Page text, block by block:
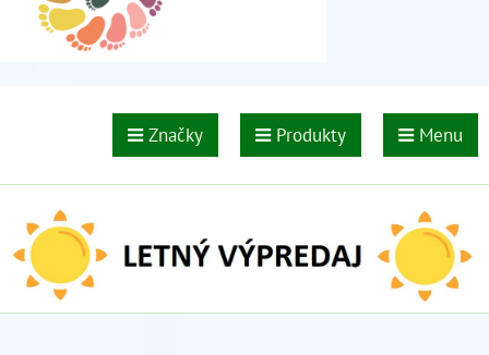
Značky Produkty Menu